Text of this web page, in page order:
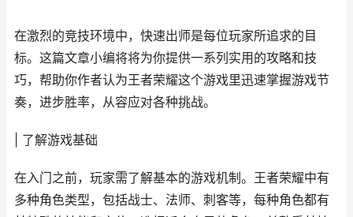
在激烈的竞技环境中，快速出师是每位玩家所追求的目
标。这篇文章小编将将为你提供一系列实用的攻略和技
巧，帮助你作者认为王者荣耀这个游戏里迅速掌握游戏节
奏，进步胜率，从容应对各种挑战。
| 了解游戏基础
在入门之前，玩家需了解基本的游戏机制。王者荣耀中有
多种角色类型，包括战士、法师、刺客等，每种角色都有